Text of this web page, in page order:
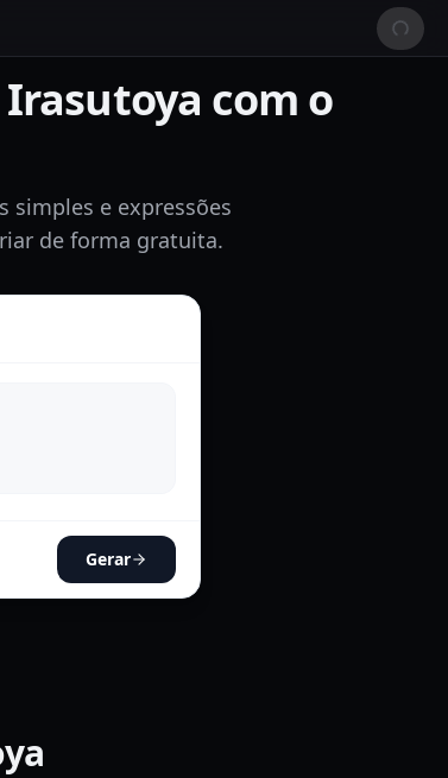
com o
simples e expressões
de forma gratuita.
Gerar